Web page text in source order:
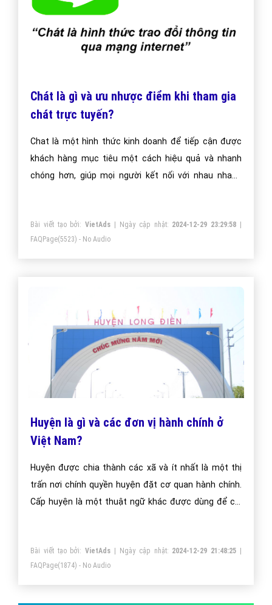
Chát là gì và ưu nhược điểm khi tham gia
chát trực tuyến?
Chat là một hình thức kinh doanh để tiếp cận được
khách hàng mục tiêu một cách hiệu quả và nhanh
chóng hơn, giúp mọi người kết nối với nhau nhanh
tất cả mọi người trao đổi thông tin trên toàn thế giới
và làm việc luôn trên internet.
Bài viết tạo bởi:VietAds | Ngày cập nhật: 2024-12-29 23:29:58 |
FAQPage(5523) - No Audio
Huyện là gì và các đơn vị hành chính ở
Việt Nam?
Huyện được chia thành các xã và ít nhất là một thị
trấn nơi chính quyền huyện đặt cơ quan hành chính.
Cấp huyện là một thuật ngữ khác được dùng để chỉ
Bài viết tạo bởi:VietAds | Ngày cập nhật: 2024-12-29 21:48:25 |
FAQPage(1874) - No Audio